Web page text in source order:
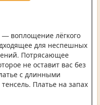
— воплощение лёгкого
для неспешных
Потрясающее
не оставит вас без
с длинными
Платье на запах